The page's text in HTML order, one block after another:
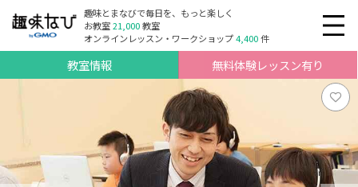
趣味とまなびで毎日を、もっと楽しく
お教室21,000教室
オンラインレッスン・ワークショップ4,400件
教室情報 無料体験レッスン有り